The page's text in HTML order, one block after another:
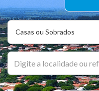
Casas ou Sobrados